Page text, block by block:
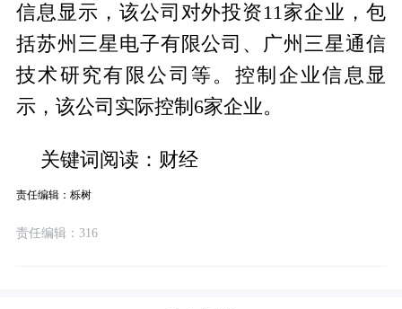
信息显示，该公司对外投资11家企业，包
括苏州三星电子有限公司、广州三星通信
技术研究有限公司等。控制企业信息显
示，该公司实际控制6家企业。
关键词阅读：财经
责任编辑：栎树
责任编辑：316